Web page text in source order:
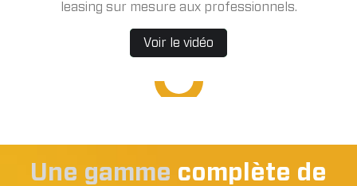
leasing sur mesure aux professionnels.
Voir le vidéo
Une gamme complète de